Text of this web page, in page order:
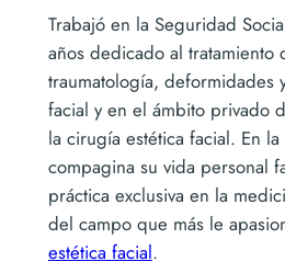
Trabajó en la Seguridad
años dedicado al
traumatología, deformidades
facial y en el ámbito privado
la cirugía estética facial. En
compagina su vida personal
práctica exclusiva en la
del campo que más le
estética facial.